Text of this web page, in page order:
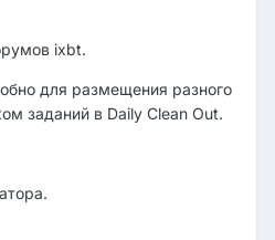
ixbt.
для размещения разного
заданий в Daily Clean Out.